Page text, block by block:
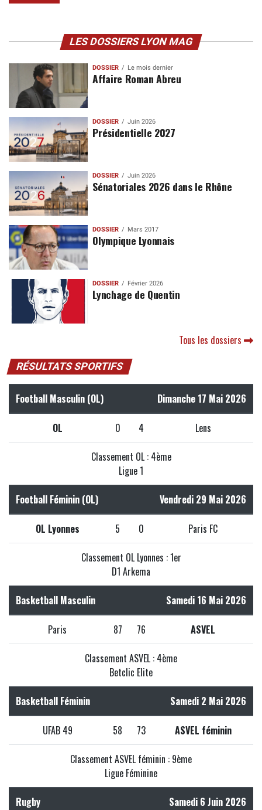
LES DOSSIERS LYON MAG
DOSSIER Le mois dernier
Affaire Roman Abreu
DOSSIER Juin 2026
Présidentielle 2027
DOSSIER Juin 2026
Sénatoriales 2026 dans le Rhône
DOSSIER Mars 2017
Olympique Lyonnais
DOSSIER Février 2026
Lynchage de Quentin
Tous les dossiers
RÉSULTATS SPORTIFS
Football Masculin (OL) Dimanche 17 Mai 2026
OL 0 4 Lens
Classement OL : 4ème
Ligue 1
Football Féminin (OL) Vendredi 29 Mai 2026
OL Lyonnes 5 0 Paris FC
Classement OL Lyonnes : 1er
D1 Arkema
Basketball Masculin Samedi 16 Mai 2026
Paris 87 76 ASVEL
Classement ASVEL : 4ème
Betclic Elite
Basketball Féminin Samedi 2 Mai 2026
UFAB 49 58 73 ASVEL féminin
Classement ASVEL féminin : 9ème
Ligue Féminine
Rugby Samedi 6 Juin 2026